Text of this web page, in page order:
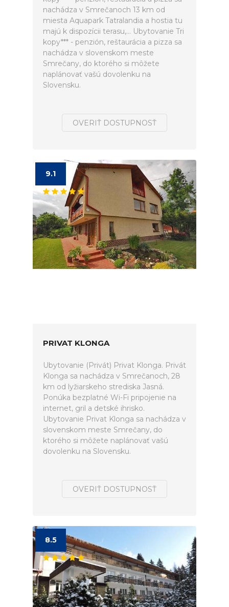
nachádza v Smrečanoch 13 km od
miesta Aquapark Tatralandia a hostia tu
majú k dispozícii terasu,... Ubytovanie Tri
kopy*** - penzión, reštaurácia a pizza sa
nachádza v slovenskom meste
Smrečany, do ktorého si môžete
naplánovať vašú dovolenku na
Slovensku.
OVERIŤ DOSTUPNOSŤ
9.1
PRIVAT KLONGA
Ubytovanie (Privát) Privat Klonga. Privát
Klonga sa nachádza v Smrečanoch, 28
km od lyžiarskeho strediska Jasná.
Ponúka bezplatné Wi-Fi pripojenie na
internet, gril a detské ihrisko.
Ubytovanie Privat Klonga sa nachádza v
slovenskom meste Smrečany, do
ktorého si môžete naplánovať vašú
dovolenku na Slovensku.
OVERIŤ DOSTUPNOSŤ
8.5